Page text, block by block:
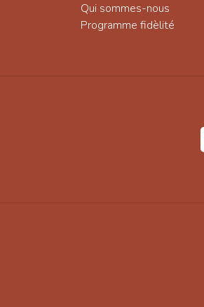
Qui sommes-nous
Programme fidèlité